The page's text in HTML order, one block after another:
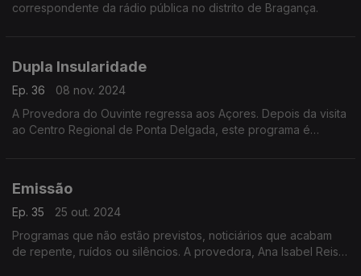
correspondente da rádio pública no distrito de Bragança.
Dupla Insularidade
Ep. 36
08 nov. 2024
A Provedora do Ouvinte regressa aos Açores. Depois da visita
ao Centro Regional de Ponta Delgada, este programa é
Emissão
Ep. 35
25 out. 2024
Programas que não estão previstos, noticiários que acabam
de repente, ruídos ou silêncios. A provedora, Ana Isabel Reis,